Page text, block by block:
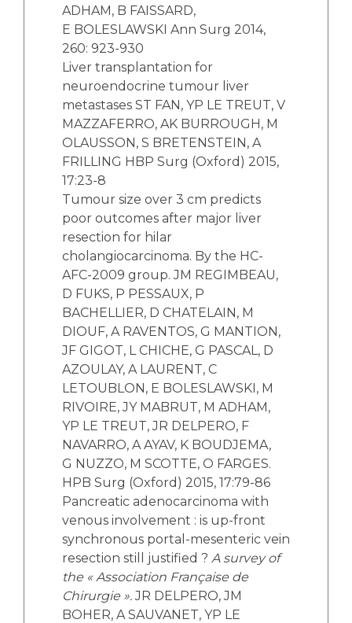
ADHAM, B FAISSARD,
E BOLESLAWSKI Ann Surg 2014,
260: 923-930
Liver transplantation for
neuroendocrine tumour liver
metastases ST FAN, YP LE TREUT, V
MAZZAFERRO, AK BURROUGH, M
OLAUSSON, S BRETENSTEIN, A
FRILLING HBP Surg (Oxford) 2015,
17:23-8
Tumour size over 3 cm predicts
poor outcomes after major liver
resection for hilar
cholangiocarcinoma. By the HC-
AFC-2009 group. JM REGIMBEAU,
D FUKS, P PESSAUX, P
BACHELLIER, D CHATELAIN, M
DIOUF, A RAVENTOS, G MANTION,
JF GIGOT, L CHICHE, G PASCAL, D
AZOULAY, A LAURENT, C
LETOUBLON, E BOLESLAWSKI, M
RIVOIRE, JY MABRUT, M ADHAM,
YP LE TREUT, JR DELPERO, F
NAVARRO, A AYAV, K BOUDJEMA,
G NUZZO, M SCOTTE, O FARGES.
HPB Surg (Oxford) 2015, 17:79-86
Pancreatic adenocarcinoma with
venous involvement : is up-front
synchronous portal-mesenteric vein
resection still justified ? A survey of
the « Association Française de
Chirurgie ».JR DELPERO, JM
BOHER, A SAUVANET, YP LE